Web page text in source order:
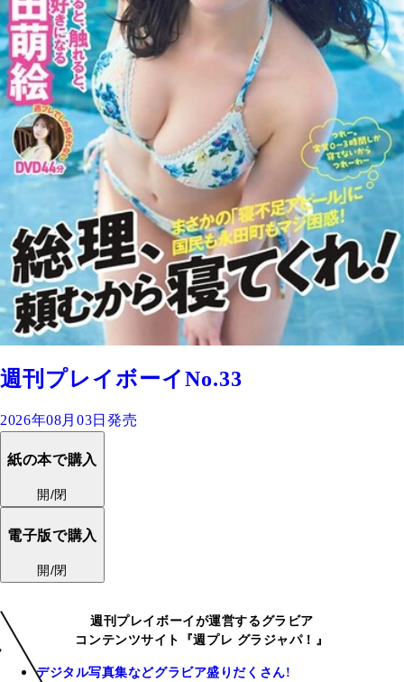
週刊プレイボーイNo.33
2026年08月03日発売
紙の本で購入
開/閉
電子版で購入
開/閉
週刊プレイボーイが運営するグラビア
コンテンツサイト『週プレ グラジャパ！』
デジタル写真集などグラビア盛りだくさん!